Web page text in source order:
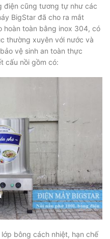
điện cũng tương tự như các
BigStar đã cho ra mắt
hoàn toàn bằng inox 304, có
thường xuyên với nước và
vệ sinh an toàn thực
cấu nồi gồm có:
bông cách nhiệt, hạn chế